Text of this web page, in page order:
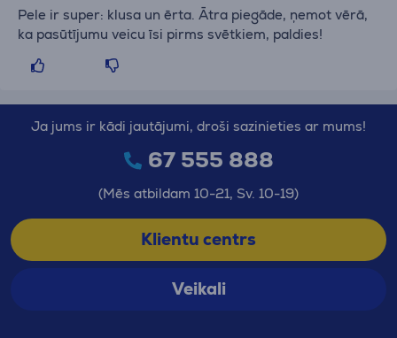
Pele ir super: klusa un ērta. Ātra piegāde, ņemot vērā,
ka pasūtījumu veicu īsi pirms svētkiem, paldies!
Ja jums ir kādi jautājumi, droši sazinieties ar mums!
67 555 888
(Mēs atbildam 10-21, Sv. 10-19)
Klientu centrs
Veikali